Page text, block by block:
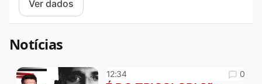
Notícias
12:34 0